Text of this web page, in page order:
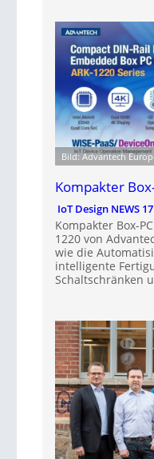
Bild: Advantech
Kompakter
IoT Design NEWS
Kompakter Box-
1220 von
wie die
intelligente
Schaltschränken